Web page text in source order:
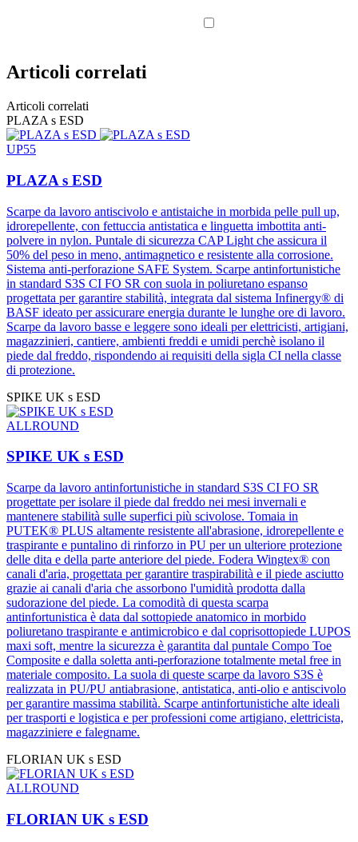
Resistenza allo
scivolamento su
piastrella in
ceramica con
Articoli correlati
Articoli correlati
PLAZA s ESD
UP55
PLAZA s ESD
Scarpe da lavoro antiscivolo e antistaiche in morbida pelle pull up,
idrorepellente, con fettuccia antistatica e linguetta imbottita anti-
polvere in nylon. Puntale di sicurezza CAP Light che assicura il
50% del peso in meno, antimagnetico e resistente alla corrosione.
Sistema anti-perforazione SAFE System. Scarpe antinfortunistiche
in standard S3S CI FO SR con suola in poliuretano espanso
progettata per garantire stabilità, integrata dal sistema Infinergy® di
BASF ideato per assicurare energia durante le lunghe ore di lavoro.
Scarpe da lavoro basse e leggere sono ideali per elettricisti, artigiani,
magazzinieri, cantiere, ambienti freddi e umidi perchè isolano il
piede dal freddo, rispondendo ai requisiti della sigla CI nella classe
di protezione.
SPIKE UK s ESD
ALLROUND
SPIKE UK s ESD
Scarpe da lavoro antinfortunistiche in standard S3S CI FO SR
progettate per isolare il piede dal freddo nei mesi invernali e
mantenere stabilità sulle superfici più scivolose. Tomaia in
PUTEK® PLUS altamente resistente all'abrasione, idrorepellente e
traspirante e puntalino di rinforzo in PU per un ulteriore protezione
delle dita e della parte anteriore del piede. Fodera Wingtex® con
canali d'aria, progettata per garantire traspirabilità e il piede asciutto
grazie ai canali d'aria che assorbono l'umidità prodotta dalla
sudorazione del piede. La comodità di questa scarpa
antinfortunistica è data dal sottopiede anatomico in morbido
poliuretano traspirante e antimicrobico e dal coprisottopiede LUPOS
maxi soft, mentre la sicurezza è garantita dal puntale Compo Toe
Composite e dalla soletta anti-perforazione totalmente metal free in
materiale composito. La suola di queste scarpe da lavoro S3S è
realizzata in PU/PU antiabrasione, antistatica, anti-olio e antiscivolo
per garantire massima stabilità. Scarpe antinfortunistiche alte ideali
per trasporti e logistica e per professioni come artigiano, elettricista,
magazziniere e falegname.
FLORIAN UK s ESD
ALLROUND
FLORIAN UK s ESD